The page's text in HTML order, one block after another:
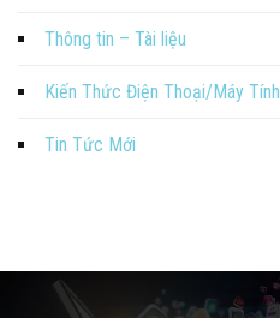
Thông tin – Tài liệu
Kiến Thức Điện Thoại/Máy Tính
Tin Tức Mới